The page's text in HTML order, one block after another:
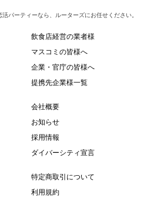
パーティーなら、ルーターズにお任せください。
飲食店経営の業者様
マスコミの皆様へ
企業・官庁の皆様へ
提携先企業様一覧
会社概要
お知らせ
採用情報
ダイバーシティ宣言
特定商取引について
利用規約